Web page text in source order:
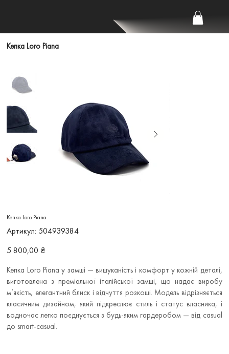
Кепка Loro Piana
Кепка Loro Piana
Артикул:
Артикул
504939384
504939384
Ціна
5 800,00 ₴
Кепка Loro Piana у замші — вишуканість і комфорт у кожній деталі,
виготовлена з преміальної італійської замші, що надає виробу
м’якість, елегантний блиск і відчуття розкоші. Модель відрізняється
класичним дизайном, який підкреслює стиль і статус власника, і
водночас легко поєднується з будь-яким гардеробом — від casual
до smart-casual.